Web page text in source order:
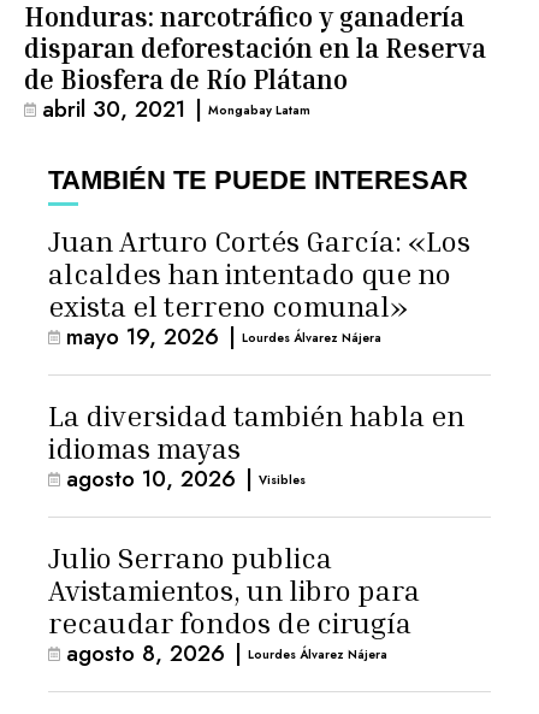
Honduras: narcotráfico y ganadería
disparan deforestación en la Reserva
de Biosfera de Río Plátano
abril 30, 2021 | Mongabay Latam
TAMBIÉN TE PUEDE INTERESAR
Juan Arturo Cortés García: «Los
alcaldes han intentado que no
exista el terreno comunal»
mayo 19, 2026 | Lourdes Álvarez Nájera
La diversidad también habla en
idiomas mayas
agosto 10, 2026 | Visibles
Julio Serrano publica
Avistamientos, un libro para
recaudar fondos de cirugía
agosto 8, 2026 | Lourdes Álvarez Nájera